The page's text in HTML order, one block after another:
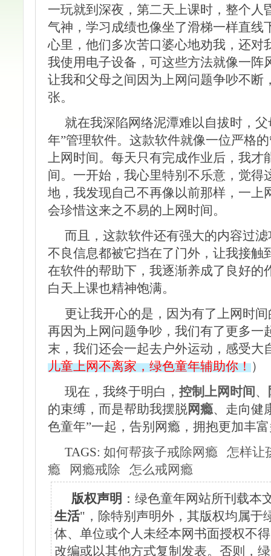
一玩就到深夜，第二天上课时，整个人
气神，学习成绩也像坐了滑梯一样直线
心里，他们多次苦口婆心地劝我，还对
我使用电子设备，可这些方法就像一阵
让我和父母之间因为上网问题争吵不断
张。
就在我深陷网络泥潭难以自拔时，
年”管理软件。这款软件就像一位严格
上网时间。每天只有完成作业后，我才
间。一开始，我心里特别不乐意，觉得
地，我发现自己不再像以前那样，一上
会珍惜这来之不易的上网时间。
而且，这款软件还有强大的内容过
不良信息都被它挡在了门外，让我接触
在软件的帮助下，我逐渐养成了良好的
白天上课也精神饱满。
更让我开心的是，因为有了上网时
再因为上网问题争吵，我们有了更多一
末，我们还会一起去户外运动，感受大
儿童上网不离家，绿色童年辅助你！）
现在，我终于明白， 控制上网时间 、
的束缚，而是帮助我摆脱网瘾、走向健
色童年”一起，告别网瘾，拥抱更加丰
TAGS: 如何帮孩子戒除网瘾
怎样让
瘾
网瘾戒除
怎么戒网瘾
版权声明 ：绿色童年网站所刊载本
生活"，除特别声明外，其版权均属于
体、单位或个人未经本网书面授权不
改编或以其他方式复制发表。否则，